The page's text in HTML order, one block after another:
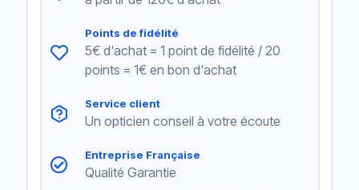
Points de fidélité
5€ d'achat = 1 point de fidélité / 20
points = 1€ en bon d'achat
Service client
Un opticien conseil à votre écoute
Entreprise Française
Qualité Garantie